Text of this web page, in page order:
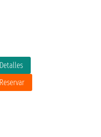
Detalles
Reservar